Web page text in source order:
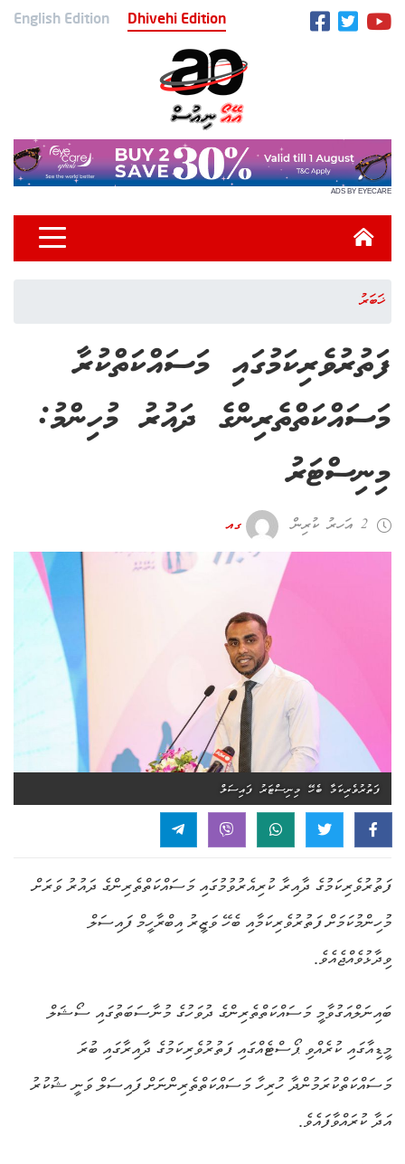
English Edition Dhivehi Edition
ADS BY EYECARE
ޚަބަރު
ފަތުރުވެރިކަމުގައި މަސައްކަތްކުރާ
މަސައްކަތްތެރިންގެ ދައުރު މުހިންމު:
މިނިސްޓަރު
2 އަހރު ކުރިން ގއ
ފަތުރުވެރިކަމާ ބެހޭ މިނިސްޓަރު ފައިސަލް
ފަތުރުވެރިކަމުގެ ދާއިރާ ކުރިއެރުވުމުގައި މަސައްކަތްތެރިންގެ ދައުރު ވަރަށް
މުހިންމުކަމަށް ފަތުރުވެރިކަމާއި ބެހޭ ވަޒީރު އިބްރާހީމް ފައިސަލް
ވިދާޅުވެއްޖެއެވެ.
ބައިނަލްއަގުވާމީ މަސައްކަތްތެރިންގެ ދުވަހުގެ މުނާސަބަތުގައި ސޯޝަލް
މީޑިއާގައި ކުރެއްވި ޕޯސްޓެއްގައި ފަތުރުވެރިކަމުގެ ދާއިރާގައި ބުރަ
މަސައްކަތްކުރަމުންދާ ހުރިހާ މަސައްކަތްތެރިންނަށް ފައިސަލް ވަނީ ޝުކުރު
އަދާ ކުރައްވާފައެވެ.